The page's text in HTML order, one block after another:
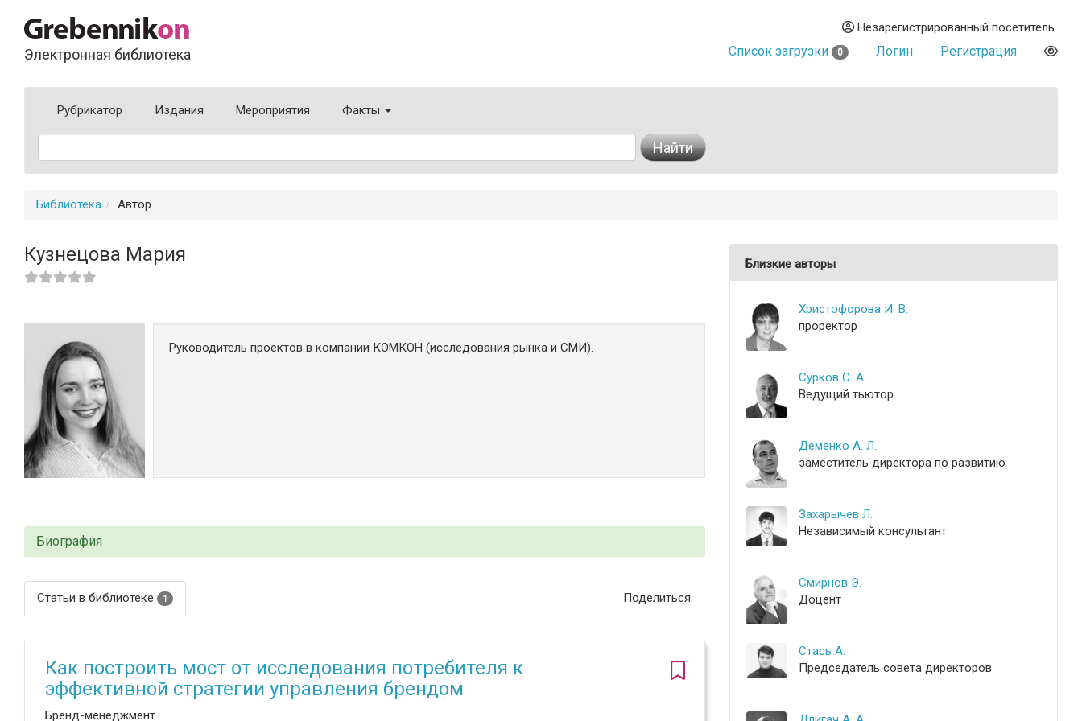
Электронная библиотека
Незарегистрированный посетитель
Список загрузки 0 Логин Регистрация
Рубрикатор Издания Мероприятия Факты
Найти
Библиотека Автор
Кузнецова Мария
Руководитель проектов в компании КОМКОН (исследования рынка и СМИ).
Биография
Статьи в библиотеке 1 Поделиться
Как построить мост от исследования потребителя к
эффективной стратегии управления брендом
Бренд-менеджмент
Близкие авторы
Христофорова И. В.
проректор
Сурков С. А.
Ведущий тьютор
Деменко А. Л.
заместитель директора по развитию
Захарычев Л.
Независимый консультант
Смирнов Э.
Доцент
Стась А.
Председатель совета директоров